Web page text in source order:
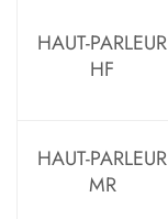
HAUT-PARLEUR
HF
HAUT-PARLEUR
MR